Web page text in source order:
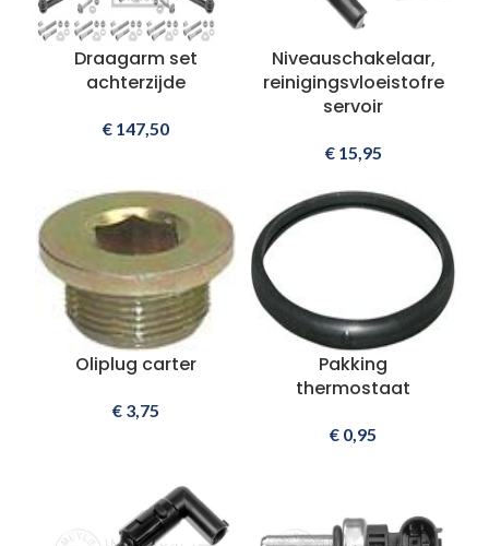
Draagarm set
achterzijde
€ 147,50
Niveauschakelaar,
reinigingsvloeistofre
servoir
€15,95
Oliplug carter
€ 3,75
Pakking
thermostaat
€ 0,95